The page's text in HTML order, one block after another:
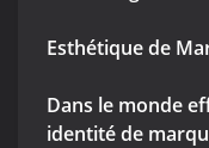
Esthétique de
Dans le monde
identité de